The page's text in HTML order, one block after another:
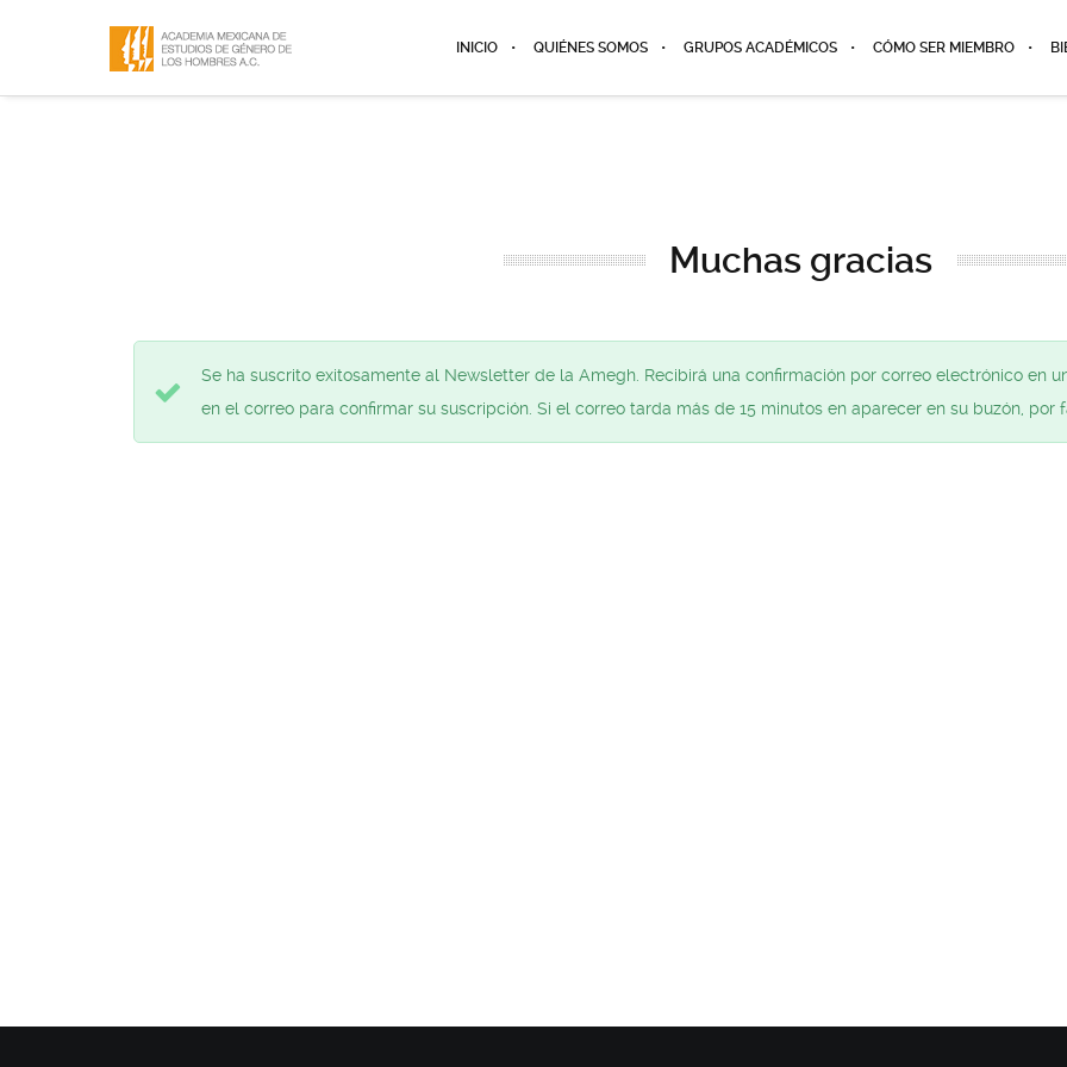
INICIO QUIÉNES SOMOS GRUPOS ACADÉMICOS CÓMO SER MIEMBRO
Muchas gracias
Se ha suscrito exitosamente al Newsletter de la Amegh. Recibirá una confirmación por correo electrónico en
en el correo para confirmar su suscripción. Si el correo tarda más de 15 minutos en aparecer en su buzón,